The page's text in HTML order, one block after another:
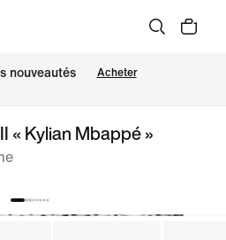
nouveautés Acheter
« Kylian Mbappé »